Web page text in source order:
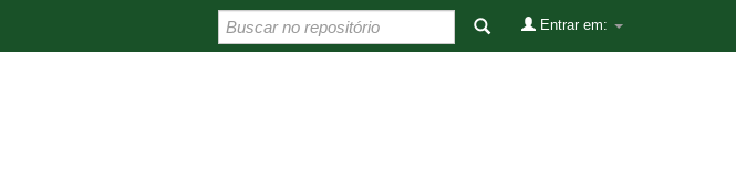
Entrar em: